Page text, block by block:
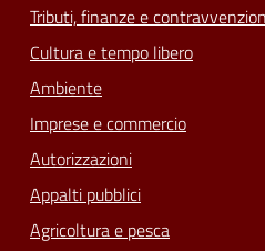
Tributi, finanze e
Cultura e tempo libero
Ambiente
Imprese e commercio
Autorizzazioni
Appalti pubblici
Agricoltura e pesca